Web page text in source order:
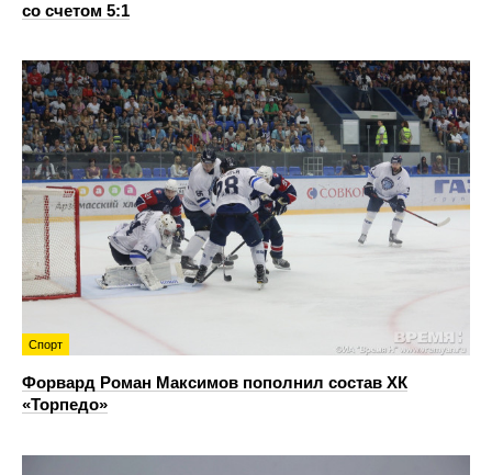
со счетом 5:1
Спорт
Форвард Роман Максимов пополнил состав ХК
«Торпедо»